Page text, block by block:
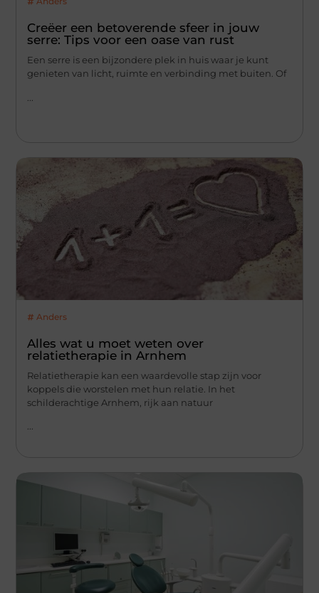
Creëer een betoverende sfeer in jouw
serre: Tips voor een oase van rust
Een serre is een bijzondere plek in huis waar je kunt
genieten van licht, ruimte en verbinding met buiten. Of
Anders
Alles wat u moet weten over
relatietherapie in Arnhem
Relatietherapie kan een waardevolle stap zijn voor
koppels die worstelen met hun relatie. In het
schilderachtige Arnhem, rijk aan natuur